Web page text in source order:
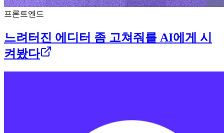
프론트엔드
느려터진 에디터 좀 고쳐줘를 AI에게 시
켜봤다